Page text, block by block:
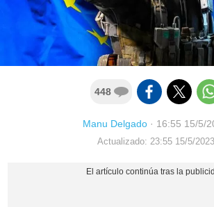
448
Manu Delgado · 16:55 15/5/
Actualizado: 23:55 15/5/2023